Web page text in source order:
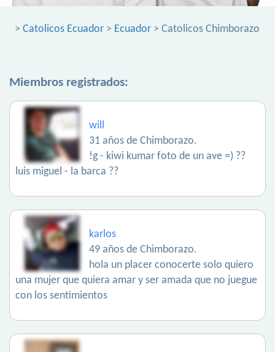
> Catolicos Ecuador > Ecuador > Catolicos Chimborazo
Miembros registrados:
will
31 años de Chimborazo.
!g - kiwi kumar foto de un ave =) ??
luis miguel - la barca ??
karlos
49 años de Chimborazo.
hola un placer conocerte solo quiero
una mujer que quiera amar y ser amada que no juegue
con los sentimientos